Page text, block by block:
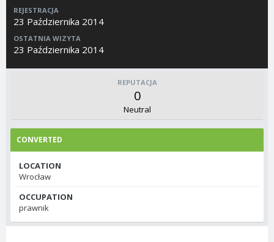
REJESTRACJA
23 Października 2014
OSTATNIA WIZYTA
23 Października 2014
REPUTACJA
0
Neutral
CONVERTED
LOCATION
Wrocław
OCCUPATION
prawnik